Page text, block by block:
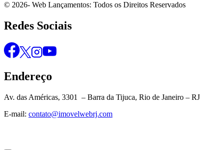
© 2026- Web Lançamentos: Todos os Direitos Reservados
Redes Sociais
Endereço
Av. das Américas, 3301 – Barra da Tijuca, Rio de Janeiro – RJ
E-mail: contato@imovelwebrj.com